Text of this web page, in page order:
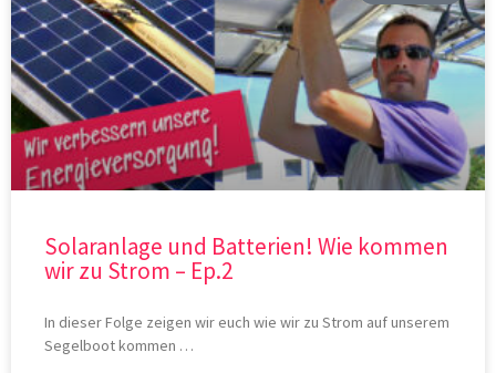
Solaranlage und Batterien! Wie kommen
wir zu Strom – Ep.2
In dieser Folge zeigen wir euch wie wir zu Strom auf unserem
Segelboot kommen …